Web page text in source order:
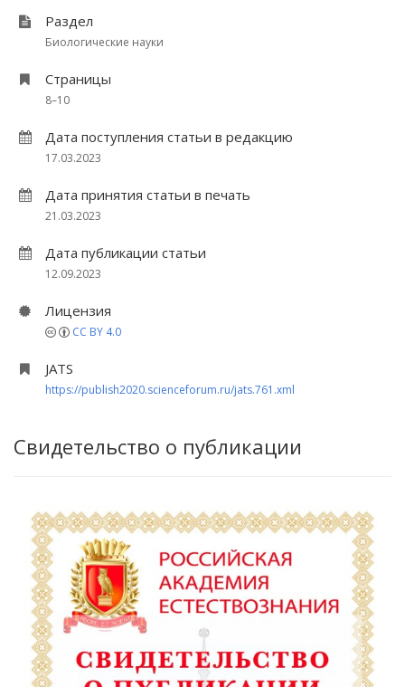
Раздел
Биологические науки
Страницы
8–10
Дата поступления статьи в редакцию
17.03.2023
Дата принятия статьи в печать
21.03.2023
Дата публикации статьи
12.09.2023
Лицензия
CC BY 4.0
JATS
https://publish2020.scienceforum.ru/jats.761.xml
Свидетельство о публикации